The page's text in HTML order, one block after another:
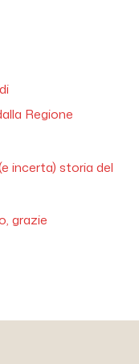
Regione
incerta) storia del
grazie